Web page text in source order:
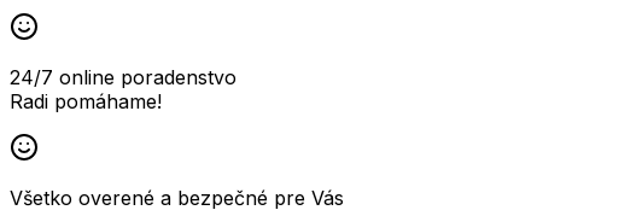
24/7 online poradenstvo
Radi pomáhame!
Všetko overené a bezpečné pre Vás